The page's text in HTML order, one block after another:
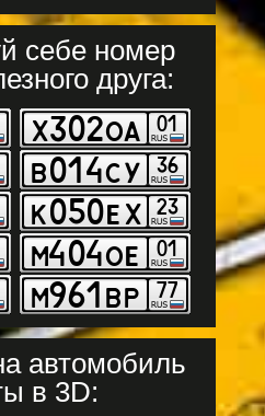
себе номер
друга:
автомобиль
в 3D: